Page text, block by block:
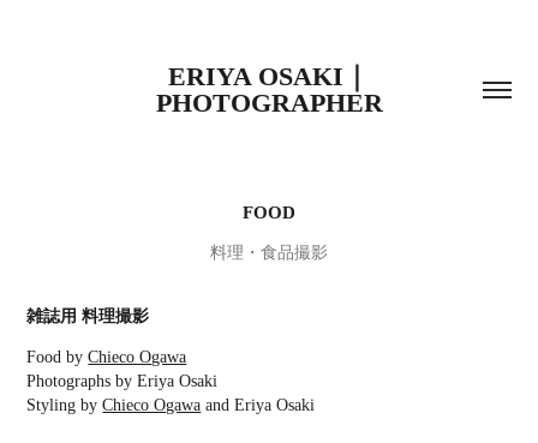
ERIYA OSAKI｜
PHOTOGRAPHER
FOOD
料理・食品撮影
雑誌用 料理撮影
Food byChieco Ogawa
Photographs by Eriya Osaki
Styling byChieco Ogawa and Eriya Osaki